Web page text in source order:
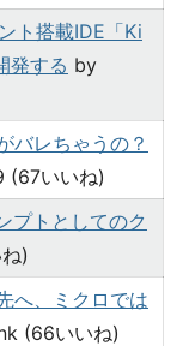
ト搭載IDE「Ki
発する by
バレちゃうの？
(67いいね)
プトとしてのク
)
へ、ミクロでは
(66いいね)